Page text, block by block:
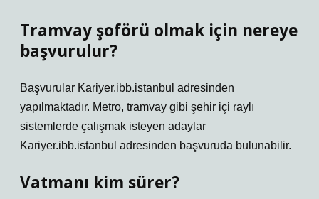
Tramvay şoförü olmak için nereye
başvurulur?
Başvurular Kariyer.ibb.istanbul adresinden
yapılmaktadır. Metro, tramvay gibi şehir içi raylı
sistemlerde çalışmak isteyen adaylar
Kariyer.ibb.istanbul adresinden başvuruda bulunabilir.
Vatmanı kim sürer?